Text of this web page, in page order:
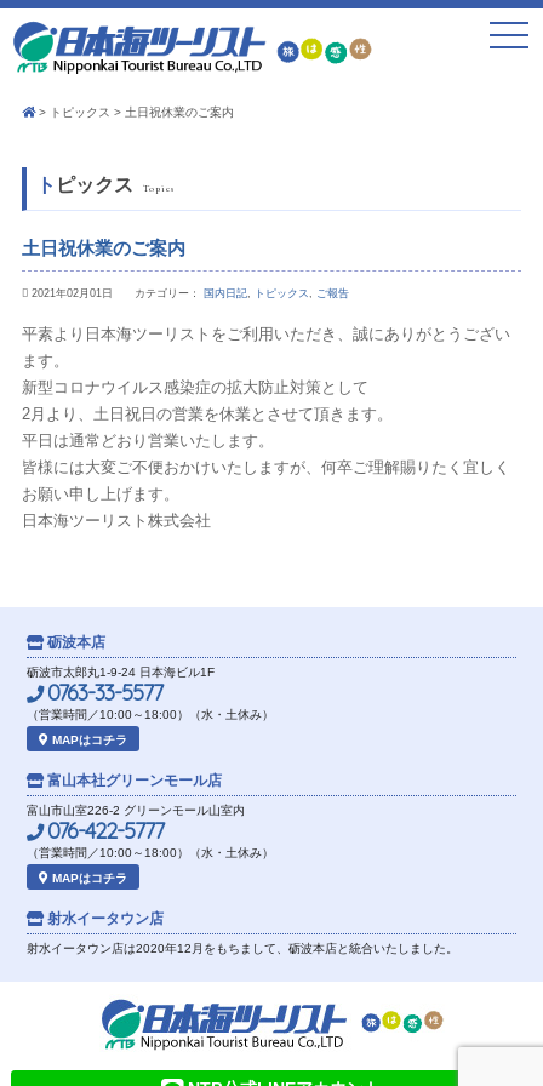
toggle
トピックス 土日祝休業のご案内
トピックス Topics
土日祝休業のご案内
2021年02月01日 カテゴリー： 国内日記, トピックス, ご報告
平素より日本海ツーリストをご利用いただき、誠にありがとうござい
ます。
新型コロナウイルス感染症の拡大防止対策として
2月より、土日祝日の営業を休業とさせて頂きます。
平日は通常どおり営業いたします。
皆様には大変ご不便おかけいたしますが、何卒ご理解賜りたく宜しく
お願い申し上げます。
日本海ツーリスト株式会社
砺波本店
砺波市太郎丸1-9-24 日本海ビル1F
0763-33-5577
（営業時間／10:00～18:00）（水・土休み）
MAPはコチラ
富山本社グリーンモール店
富山市山室226-2 グリーンモール山室内
076-422-5777
（営業時間／10:00～18:00）（水・土休み）
MAPはコチラ
射水イータウン店
射水イータウン店は2020年12月をもちまして、砺波本店と統合いたしました。